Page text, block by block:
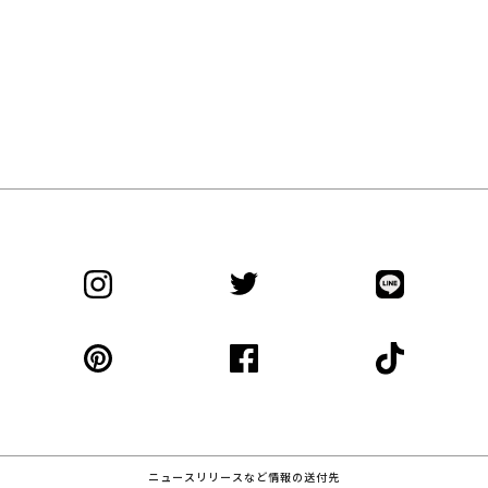
ニュースリリースなど情報の送付先